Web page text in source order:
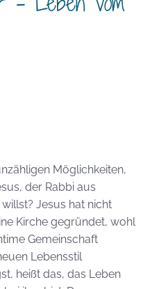
Möglichkeiten,
der Rabbi aus
Jesus hat nicht
Kirche gegründet, wohl
Gemeinschaft
Lebensstil
heißt das, das Leben